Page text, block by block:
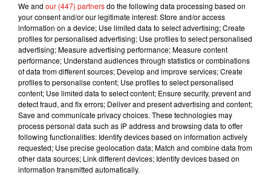
7 août 2026
Madonna sort enfin le remix de « Love
Sensation » avec Kylie Minogue
7 août 2026
Tayc et Didi B dévoilent le single le plus
dansant de l’année
We and our (447) partnersdo the following data processing based on
your consent and/or our legitimate interest: Store and/or access
information on a device; Use limited data to select advertising; Create
profiles for personalised advertising; Use profiles to select personalised
advertising; Measure advertising performance; Measure content
performance; Understand audiences through statistics or combinations
of data from different sources; Develop and improve services; Create
profiles to personalise content; Use profiles to select personalised
content; Use limited data to select content; Ensure security, prevent and
detect fraud, and fix errors; Deliver and present advertising and content;
Save and communicate privacy choices. These technologies may
process personal data such as IP address and browsing data to offer
following functionalities: Identify devices based on information actively
requested; Use precise geolocation data; Match and combine data from
other data sources; Link different devices; Identify devices based on
information transmitted automatically.